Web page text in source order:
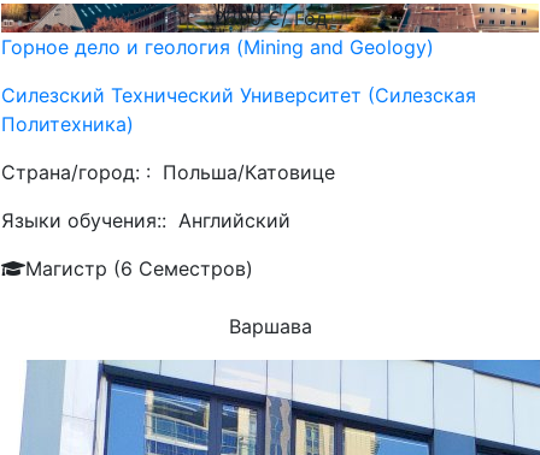
2600€/ Год
Горное дело и геология (Mining and Geology)
Силезский Технический Университет (Силезская
Политехника)
Страна/город: : Польша/Катовице
Языки обучения:: Английский
Магистр (6 Семестров)
Варшава